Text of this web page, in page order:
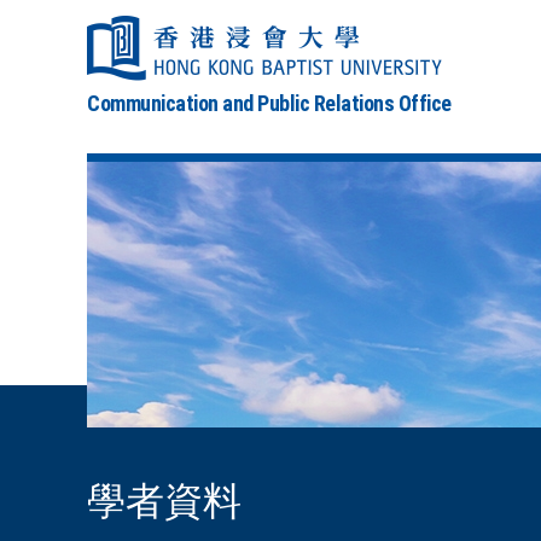
Communication and Public Relations Office
學者資料